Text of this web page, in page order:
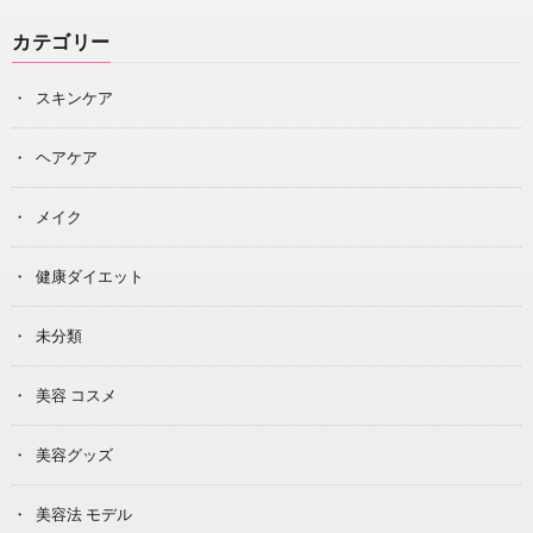
カテゴリー
スキンケア
ヘアケア
メイク
健康ダイエット
未分類
美容 コスメ
美容グッズ
美容法 モデル